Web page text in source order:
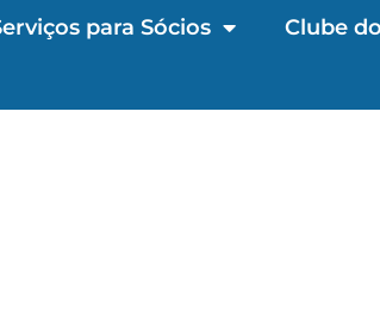
para Sócios Clube